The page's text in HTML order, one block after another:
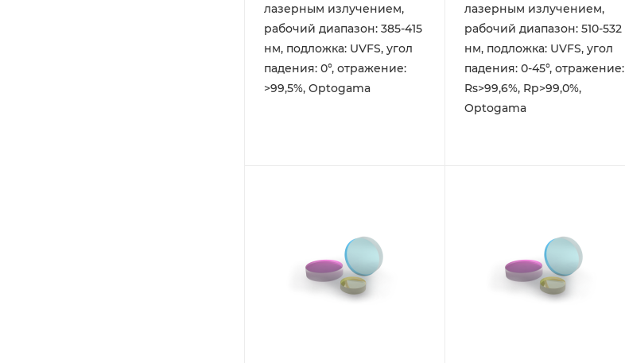
лазерным излучением,
рабочий диапазон: 385-415
нм, подложка: UVFS, угол
падения: 0°, отражение:
>99,5%, Optogama
лазерным излучением,
рабочий диапазон: 510-532
нм, подложка: UVFS, угол
падения: 0-45°, отражение:
Rs>99,6%, Rp>99,0%,
Optogama